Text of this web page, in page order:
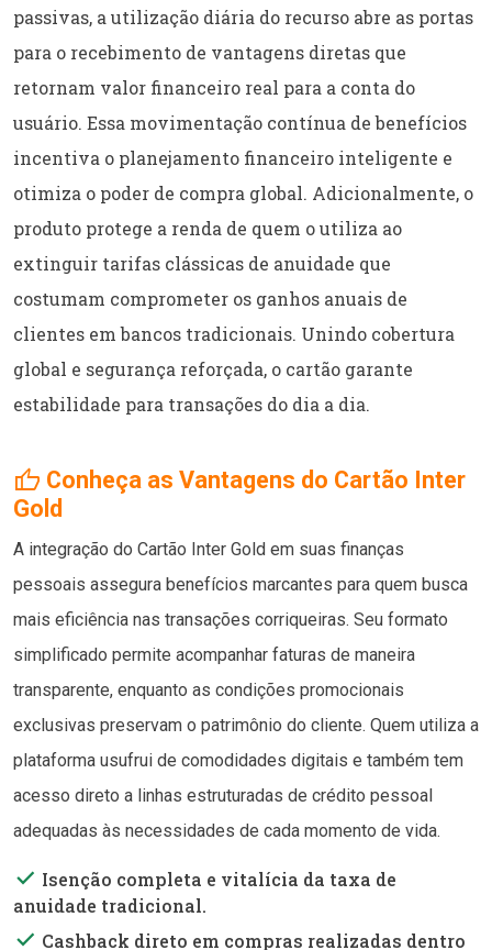
passivas, a utilização diária do recurso abre as portas
para o recebimento de vantagens diretas que
retornam valor financeiro real para a conta do
usuário. Essa movimentação contínua de benefícios
incentiva o planejamento financeiro inteligente e
otimiza o poder de compra global. Adicionalmente, o
produto protege a renda de quem o utiliza ao
extinguir tarifas clássicas de anuidade que
costumam comprometer os ganhos anuais de
clientes em bancos tradicionais. Unindo cobertura
global e segurança reforçada, o cartão garante
estabilidade para transações do dia a dia.
thumb_up Conheça as Vantagens do Cartão Inter
Gold
A integração do Cartão Inter Gold em suas finanças
pessoais assegura benefícios marcantes para quem busca
mais eficiência nas transações corriqueiras. Seu formato
simplificado permite acompanhar faturas de maneira
transparente, enquanto as condições promocionais
exclusivas preservam o patrimônio do cliente. Quem utiliza a
plataforma usufrui de comodidades digitais e também tem
acesso direto a linhas estruturadas de crédito pessoal
adequadas às necessidades de cada momento de vida.
done Isenção completa e vitalícia da taxa de
anuidade tradicional.
done Cashback direto em compras realizadas dentro